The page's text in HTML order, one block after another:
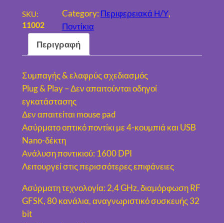
Υ
Α
Τ
Ο
Ο
Ν
Τ
Κ
N
G
-
SKU:
11002
Category: Περιφερειακά Η/Υ
Ποντίκια
Περιγραφή
Συμπαγής & ελαφρύς σχεδιασμός
Plug & Play – Δεν απαιτούνται οδηγοί
εγκατάστασης
Δεν απαιτείται mouse pad
Ασύρματο οπτικό ποντίκι με 4-κουμπιά και USB
Nano-δέκτη
Ανάλυση ποντικιού: 1600 DPI
Λειτουργεί στις περισσότερες επιφάνειες
Ασύρματη τεχνολογία: 2,4 GHz, διαμόρφωση RF
GFSK, 80 κανάλια, αναγνωριστικό συσκευής 32
bit